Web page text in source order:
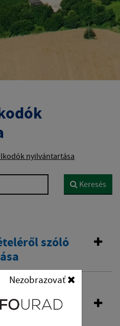
nyilvántartása
Keresés
szóló
Önálló
Nezobrazovať